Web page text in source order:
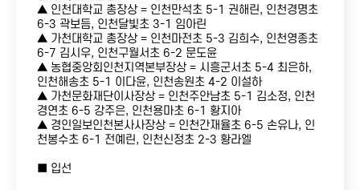
▲ 인천대학교 총장상 = 인천만석초 5-1 권해린, 인천경명초
6-3 곽보듬, 인천달빛초 3-1 임아린
▲ 가천대학교 총장상 = 인천마전초 5-3 김희수, 인천영종초
6-7 김시우, 인천구월서초 6-2 문도윤
▲ 농협중앙회인천지역본부장상 = 시흥군서초 5-4 최은하,
인천해송초 5-1 이다윤, 인천송원초 4-2 이설하
▲ 가천문화재단이사장상 = 인천주안남초 5-1 김소정, 인천
경연초 6-5 강주은, 인천용마초 6-1 황지아
▲ 경인일보인천본사사장상 = 인천간재율초 6-5 손유나, 인
천봉수초 6-1 전예린, 인천신정초 2-3 황라엘
■ 입선